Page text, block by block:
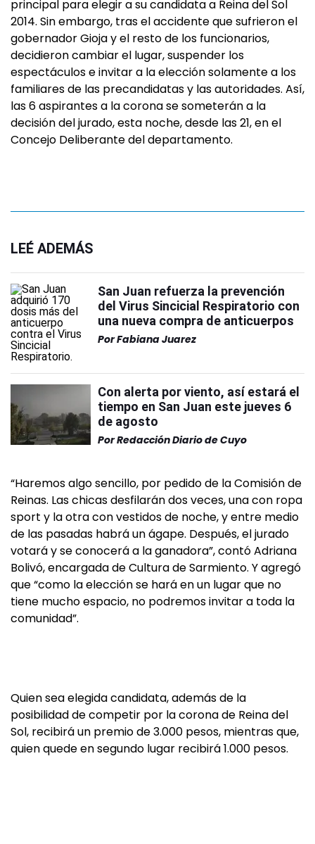
principal para elegir a su candidata a Reina del Sol
2014. Sin embargo, tras el accidente que sufrieron el
gobernador Gioja y el resto de los funcionarios,
decidieron cambiar el lugar, suspender los
espectáculos e invitar a la elección solamente a los
familiares de las precandidatas y las autoridades. Así,
las 6 aspirantes a la corona se someterán a la
decisión del jurado, esta noche, desde las 21, en el
Concejo Deliberante del departamento.
LEÉ ADEMÁS
San Juan refuerza la prevención
del Virus Sincicial Respiratorio con
una nueva compra de anticuerpos
PorFabiana Juarez
Con alerta por viento, así estará el
tiempo en San Juan este jueves 6
de agosto
PorRedacción Diario de Cuyo
“Haremos algo sencillo, por pedido de la Comisión de
Reinas. Las chicas desfilarán dos veces, una con ropa
sport y la otra con vestidos de noche, y entre medio
de las pasadas habrá un ágape. Después, el jurado
votará y se conocerá a la ganadora”, contó Adriana
Bolivó, encargada de Cultura de Sarmiento. Y agregó
que “como la elección se hará en un lugar que no
tiene mucho espacio, no podremos invitar a toda la
comunidad”.
Quien sea elegida candidata, además de la
posibilidad de competir por la corona de Reina del
Sol, recibirá un premio de 3.000 pesos, mientras que,
quien quede en segundo lugar recibirá 1.000 pesos.